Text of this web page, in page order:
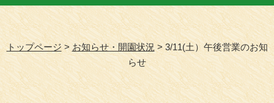
トップページ お知らせ・開園状況
3/11(土）午後営業のお知
らせ